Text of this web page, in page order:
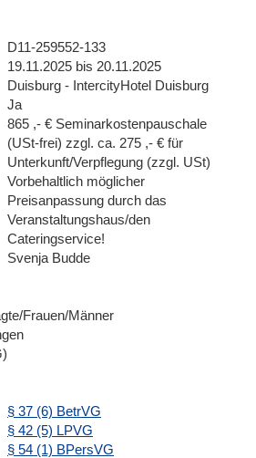
D11-259552-133
19.11.2025 bis 20.11.2025
Duisburg - IntercityHotel Duisburg
Ja
865 ,- € Seminarkostenpauschale
(USt-frei) zzgl. ca. 275 ,- € für
Unterkunft/Verpflegung (zzgl. USt)
Vorbehaltlich möglicher
Preisanpassung durch das
Veranstaltungshaus/den
Cateringservice!
Svenja Budde
Frauen/Männer
§ 37 (6) BetrVG
§ 42 (5) LPVG
§ 54 (1) BPersVG